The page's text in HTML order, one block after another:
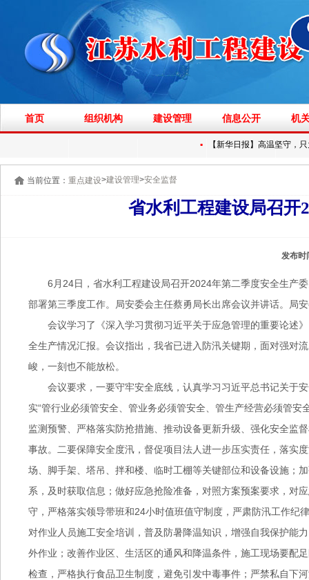
首页 组织机构 建设管理 信息公开 机
【新华日报】高温坚守，只
当前位置： 重点建设>建设管理>安全监督
省水利工程建设局召开
发布时
6月24日，省水利工程建设局召开2024年第二季度安全生产
部署第三季度工作。局安委会主任蔡勇局长出席会议并讲话。局
会议学习了《深入学习贯彻习近平关于应急管理的重要论述
全生产情况汇报。会议指出，我省已进入防汛关键期，面对强对
峻，一刻也不能放松。
会议要求，一要守牢安全底线，认真学习习近平总书记关于
实“管行业必须管安全、管业务必须管安全、管生产经营必须管
监测预警、严格落实防抢措施、推动设备更新升级、强化安全监
事故。二要保障安全度汛，督促项目法人进一步压实责任，落实
场、脚手架、塔吊、拌和楼、临时工棚等关键部位和设备设施；
系，及时获取信息；做好应急抢险准备，对照方案预案要求，对
守，严格落实领导带班和24小时值班值守制度，严肃防汛工作纪
对作业人员施工安全培训，普及防暑降温知识，增强自我保护能
外作业；改善作业区、生活区的通风和降温条件，施工现场要配
检查，严格执行食品卫生制度，避免引发中毒事件；严禁私自